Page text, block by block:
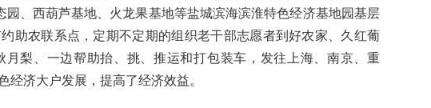
园、西葫芦基地、火龙果基地等盐城滨海滨淮特色经济基地园基层
助农联系点，定期不定期的组织老干部志愿者到好农家、久红葡
梨、一边帮助抬、挑、推运和打包装车，发往上海、南京、重
济大户发展，提高了经济效益。